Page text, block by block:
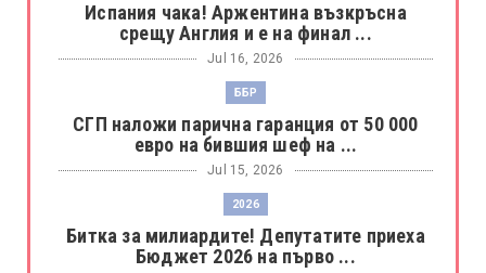
Испания чака! Аржентина възкръсна
срещу Англия и е на финал ...
Jul 16, 2026
ББР
СГП наложи парична гаранция от 50 000
евро на бившия шеф на ...
Jul 15, 2026
2026
Битка за милиардите! Депутатите приеха
Бюджет 2026 на първо ...